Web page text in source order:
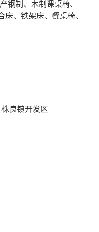
钢制、木制课桌椅、
床、铁架床、餐桌椅、
良镇开发区